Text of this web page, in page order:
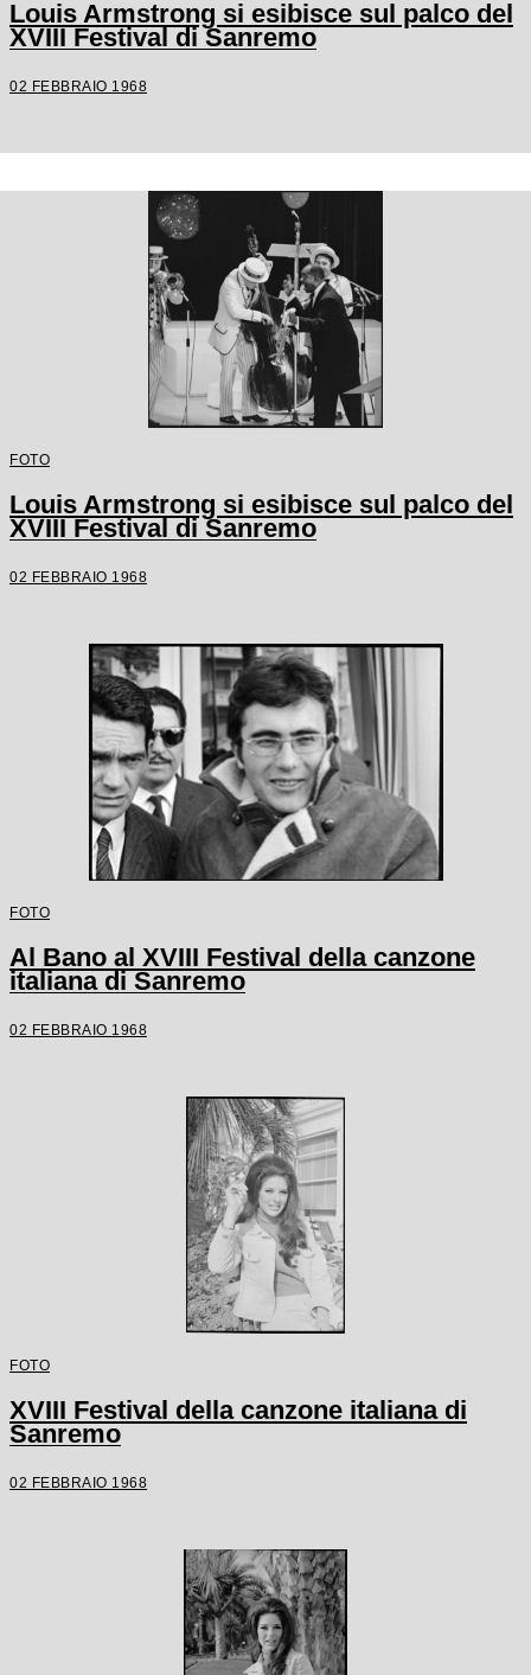
Louis Armstrong si esibisce sul palco del
XVIII Festival di Sanremo
02 FEBBRAIO 1968
FOTO
Louis Armstrong si esibisce sul palco del
XVIII Festival di Sanremo
02 FEBBRAIO 1968
FOTO
Al Bano al XVIII Festival della canzone
italiana di Sanremo
02 FEBBRAIO 1968
FOTO
XVIII Festival della canzone italiana di
Sanremo
02 FEBBRAIO 1968